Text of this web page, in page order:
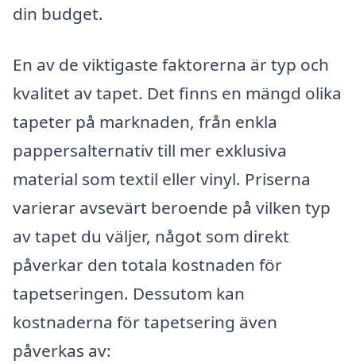
din budget.
En av de viktigaste faktorerna är typ och
kvalitet av tapet. Det finns en mängd olika
tapeter på marknaden, från enkla
pappersalternativ till mer exklusiva
material som textil eller vinyl. Priserna
varierar avsevärt beroende på vilken typ
av tapet du väljer, något som direkt
påverkar den totala kostnaden för
tapetseringen. Dessutom kan
kostnaderna för tapetsering även
påverkas av: